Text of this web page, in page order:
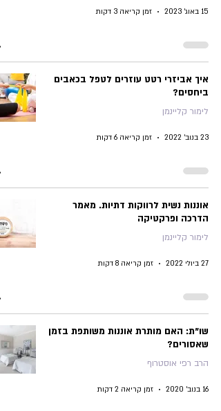
15 באוג׳ 2023 זמן קריאה 3 דקות
איך אביזרי רטט עוזרים לטפל בכאבים
ביחסים?
לימור קליינמן
23 בנוב׳ 2022 זמן קריאה 6 דקות
אוננות נשית לרווקות דתיות. מאמר
הדרכה ופרקטיקה
לימור קליינמן
27 ביולי 2022 זמן קריאה 8 דקות
שו"ת: האם מותרת אוננות משותפת בזמן
שאסורים?
הרב רפי אוסטרוף
16 בנוב׳ 2020 זמן קריאה 2 דקות